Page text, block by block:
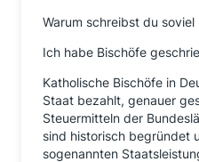
Warum schreibst du
Ich habe Bischöfe
Katholische Bischöfe in
Staat bezahlt, genauer
Steuermitteln der
sind historisch begründet
sogenannten